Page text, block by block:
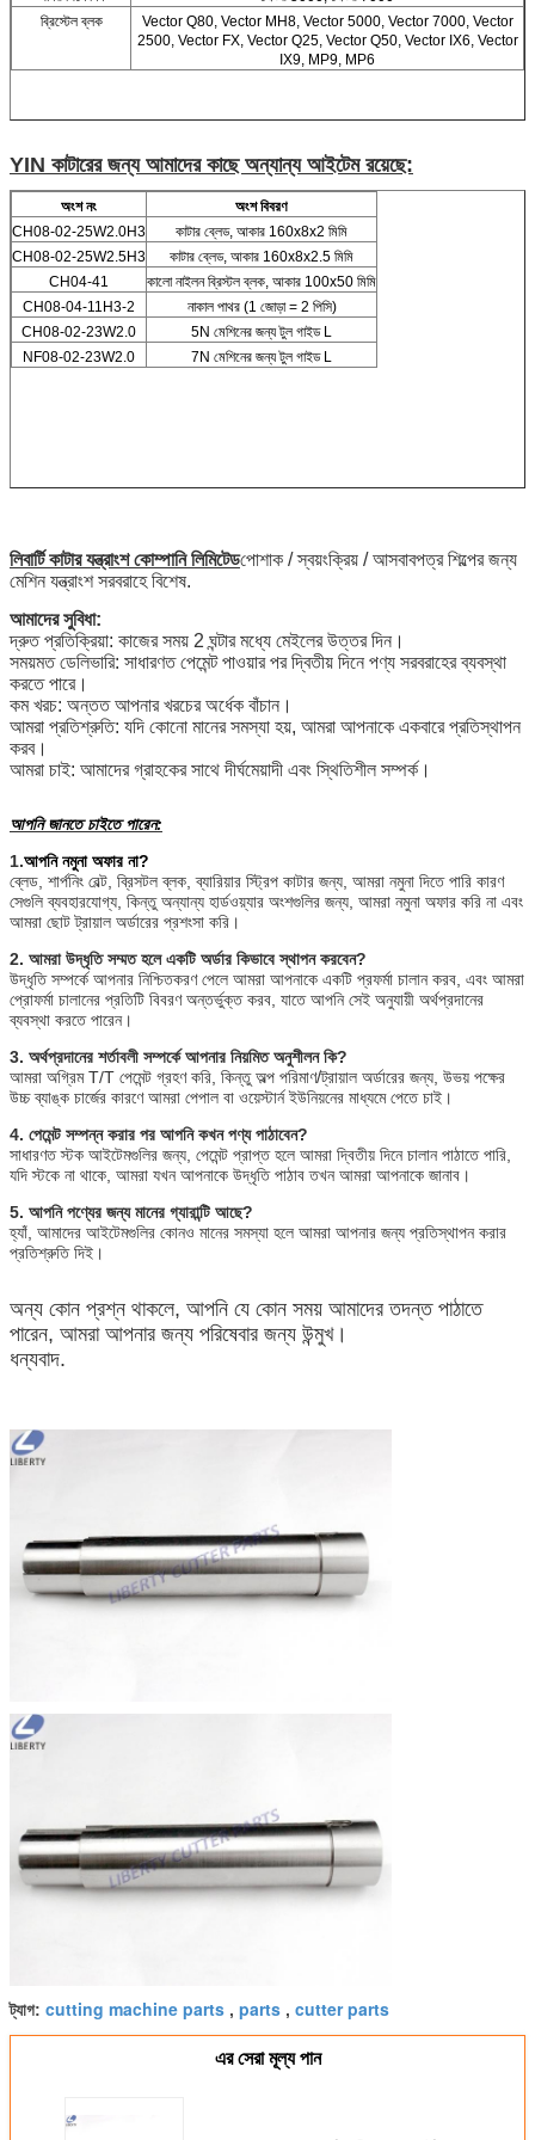
ব্রিস্টেল ব্লক
Vector Q80, Vector MH8, Vector 5000, Vector 7000, Vector
2500, Vector FX, Vector Q25, Vector Q50, Vector IX6, Vector
IX9, MP9, MP6
YIN কাটারের জন্য আমাদের কাছে অন্যান্য আইটেম রয়েছে:
অংশ নং
অংশ বিবরণ
CH08-02-25W2.0H3
কাটার ব্লেড, আকার 160x8x2 মিমি
CH08-02-25W2.5H3
কাটার ব্লেড, আকার 160x8x2.5 মিমি
CH04-41
কালো নাইলন ব্রিস্টল ব্লক, আকার 100x50 মিমি
CH08-04-11H3-2
নাকাল পাথর (1 জোড়া = 2 পিসি)
CH08-02-23W2.0
5N মেশিনের জন্য টুল গাইড L
NF08-02-23W2.0
7N মেশিনের জন্য টুল গাইড L
লিবার্টি কাটার যন্ত্রাংশ কোম্পানি লিমিটেডপোশাক / স্বয়ংক্রিয় / আসবাবপত্র শিল্পের জন্য
মেশিন যন্ত্রাংশ সরবরাহে বিশেষ.
আমাদের সুবিধা:
দ্রুত প্রতিক্রিয়া: কাজের সময় 2 ঘন্টার মধ্যে মেইলের উত্তর দিন।
সময়মত ডেলিভারি: সাধারণত পেমেন্ট পাওয়ার পর দ্বিতীয় দিনে পণ্য সরবরাহের ব্যবস্থা
করতে পারে।
কম খরচ: অন্তত আপনার খরচের অর্ধেক বাঁচান।
আমরা প্রতিশ্রুতি: যদি কোনো মানের সমস্যা হয়, আমরা আপনাকে একবারে প্রতিস্থাপন
করব।
আমরা চাই: আমাদের গ্রাহকের সাথে দীর্ঘমেয়াদী এবং স্থিতিশীল সম্পর্ক।
আপনি জানতে চাইতে পারেন:
1.আপনি নমুনা অফার না?
ব্লেড, শার্পনিং বেল্ট, ব্রিসটল ব্লক, ব্যারিয়ার স্ট্রিপ কাটার জন্য, আমরা নমুনা দিতে পারি কারণ
সেগুলি ব্যবহারযোগ্য, কিন্তু অন্যান্য হার্ডওয়্যার অংশগুলির জন্য, আমরা নমুনা অফার করি না এবং
আমরা ছোট ট্রায়াল অর্ডারের প্রশংসা করি।
2. আমরা উদ্ধৃতি সম্মত হলে একটি অর্ডার কিভাবে স্থাপন করবেন?
উদ্ধৃতি সম্পর্কে আপনার নিশ্চিতকরণ পেলে আমরা আপনাকে একটি প্রফর্মা চালান করব, এবং আমরা
প্রোফর্মা চালানের প্রতিটি বিবরণ অন্তর্ভুক্ত করব, যাতে আপনি সেই অনুযায়ী অর্থপ্রদানের
ব্যবস্থা করতে পারেন।
3. অর্থপ্রদানের শর্তাবলী সম্পর্কে আপনার নিয়মিত অনুশীলন কি?
আমরা অগ্রিম T/T পেমেন্ট গ্রহণ করি, কিন্তু অল্প পরিমাণ/ট্রায়াল অর্ডারের জন্য, উভয় পক্ষের
উচ্চ ব্যাঙ্ক চার্জের কারণে আমরা পেপাল বা ওয়েস্টার্ন ইউনিয়নের মাধ্যমে পেতে চাই।
4. পেমেন্ট সম্পন্ন করার পর আপনি কখন পণ্য পাঠাবেন?
সাধারণত স্টক আইটেমগুলির জন্য, পেমেন্ট প্রাপ্ত হলে আমরা দ্বিতীয় দিনে চালান পাঠাতে পারি,
যদি স্টকে না থাকে, আমরা যখন আপনাকে উদ্ধৃতি পাঠাব তখন আমরা আপনাকে জানাব।
5. আপনি পণ্যের জন্য মানের গ্যারান্টি আছে?
হ্যাঁ, আমাদের আইটেমগুলির কোনও মানের সমস্যা হলে আমরা আপনার জন্য প্রতিস্থাপন করার
প্রতিশ্রুতি দিই।
অন্য কোন প্রশ্ন থাকলে, আপনি যে কোন সময় আমাদের তদন্ত পাঠাতে
পারেন, আমরা আপনার জন্য পরিষেবার জন্য উন্মুখ।
ধন্যবাদ.
ট্যাগ: cutting machine parts , parts , cutter parts
এর সেরা মূল্য পান